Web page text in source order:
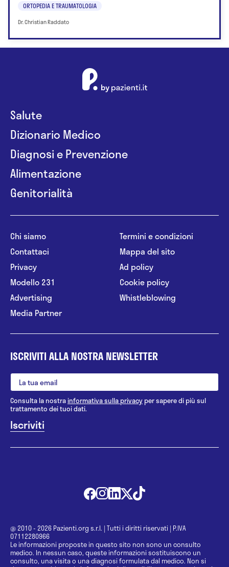
ORTOPEDIA E TRAUMATOLOGIA
Dr. Christian Raddato
Salute
Dizionario Medico
Diagnosi e Prevenzione
Alimentazione
Genitorialità
Chi siamo
Contattaci
Privacy
Modello 231
Advertising
Media Partner
Termini e condizioni
Mappa del sito
Ad policy
Cookie policy
Whistleblowing
ISCRIVITI ALLA NOSTRA NEWSLETTER
Consulta la nostrainformativa sulla privacy per sapere di più sul
trattamento dei tuoi dati.
@ 2010 - 2026 Pazienti.org s.r.l. | Tutti i diritti riservati | P.IVA
07112280966
Le informazioni proposte in questo sito non sono un consulto
medico. In nessun caso, queste informazioni sostituiscono un
consulto, una visita o una diagnosi formulata dal medico. Non si